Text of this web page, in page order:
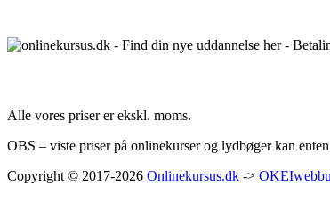
Alle vores priser er ekskl. moms.
OBS – viste priser på onlinekurser og lydbøger kan
Copyright © 2017-2026 Onlinekursus.dk ->